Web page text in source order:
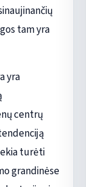
tam yra
yra
centrų
turėti
grandinėse